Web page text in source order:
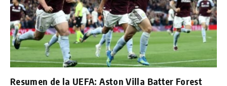
Resumen de la UEFA: Aston Villa Batter Forest